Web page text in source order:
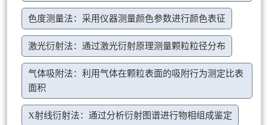
色度测量法：采用仪器测量颜色参数进行颜色表征
激光衍射法：通过激光衍射原理测量颗粒粒径分布
气体吸附法：利用气体在颗粒表面的吸附行为测定比表
面积
X射线衍射法：通过分析衍射图谱进行物相组成鉴定